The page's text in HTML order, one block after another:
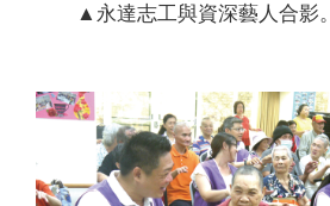
▲永達志工與資深藝人合影。